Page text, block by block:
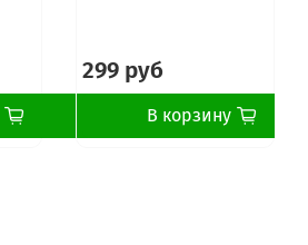
299 руб
В корзину